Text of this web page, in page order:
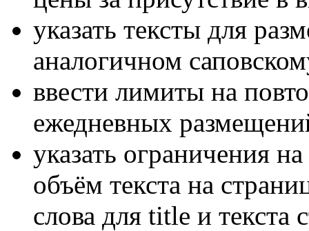
указать тексты для
аналогичном
ввести лимиты на
ежедневных
указать ограничения
объём текста на
слова для title и текста